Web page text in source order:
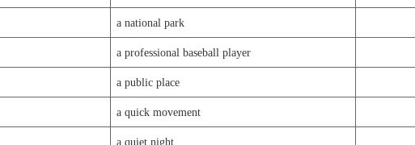
a national park
a professional baseball player
a public place
a quick movement
a quiet night